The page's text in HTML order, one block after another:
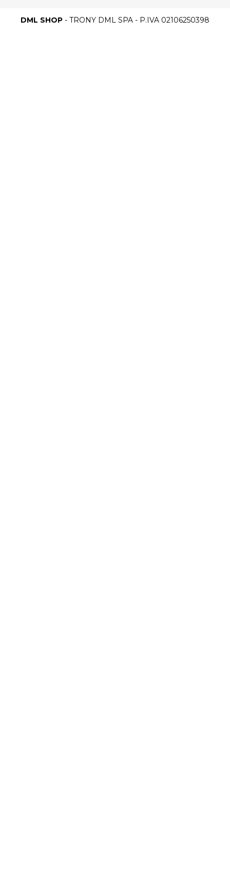
DML SHOP - TRONY DML SPA - P.IVA 02106250398